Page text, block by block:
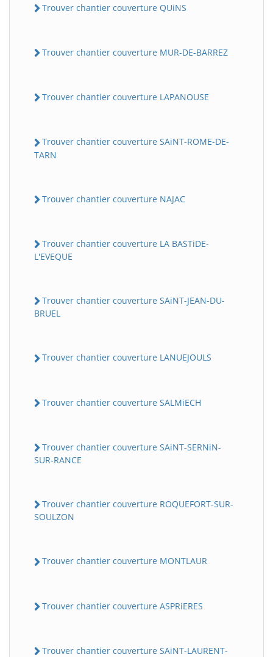
Trouver chantier couverture QUiNS
Trouver chantier couverture MUR-DE-BARREZ
Trouver chantier couverture LAPANOUSE
Trouver chantier couverture SAiNT-ROME-DE-
TARN
Trouver chantier couverture NAJAC
Trouver chantier couverture LA BASTiDE-
L'EVEQUE
Trouver chantier couverture SAiNT-JEAN-DU-
BRUEL
Trouver chantier couverture LANUEJOULS
Trouver chantier couverture SALMiECH
Trouver chantier couverture SAiNT-SERNiN-
SUR-RANCE
Trouver chantier couverture ROQUEFORT-SUR-
SOULZON
Trouver chantier couverture MONTLAUR
Trouver chantier couverture ASPRiERES
Trouver chantier couverture SAiNT-LAURENT-